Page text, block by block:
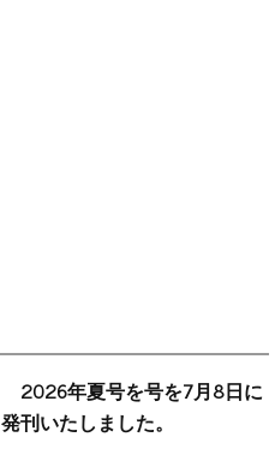
2026年夏号を号を7月8日に
発刊いたしました。